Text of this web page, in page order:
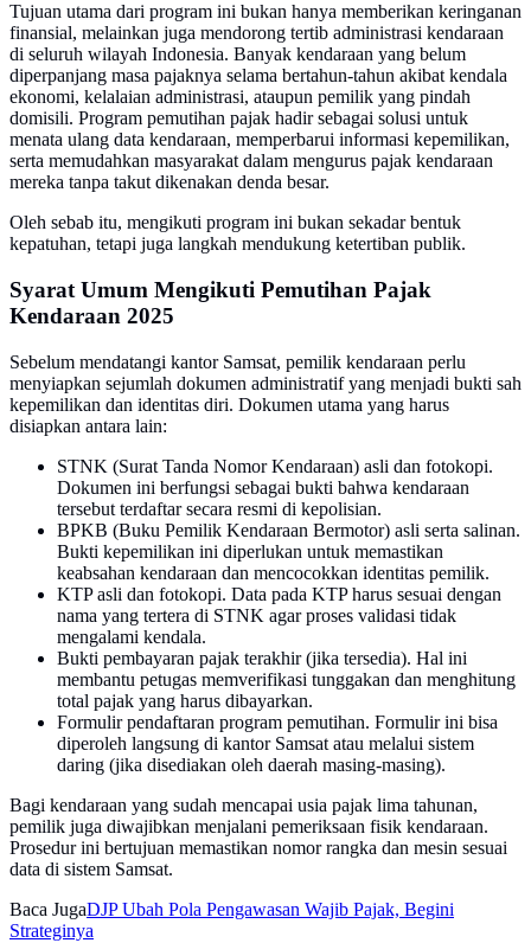
Tujuan utama dari program ini bukan hanya memberikan keringanan
finansial, melainkan juga mendorong tertib administrasi kendaraan
di seluruh wilayah Indonesia. Banyak kendaraan yang belum
diperpanjang masa pajaknya selama bertahun-tahun akibat kendala
ekonomi, kelalaian administrasi, ataupun pemilik yang pindah
domisili. Program pemutihan pajak hadir sebagai solusi untuk
menata ulang data kendaraan, memperbarui informasi kepemilikan,
serta memudahkan masyarakat dalam mengurus pajak kendaraan
mereka tanpa takut dikenakan denda besar.
Oleh sebab itu, mengikuti program ini bukan sekadar bentuk
kepatuhan, tetapi juga langkah mendukung ketertiban publik.
Syarat Umum Mengikuti Pemutihan Pajak
Kendaraan 2025
Sebelum mendatangi kantor Samsat, pemilik kendaraan perlu
menyiapkan sejumlah dokumen administratif yang menjadi bukti sah
kepemilikan dan identitas diri. Dokumen utama yang harus
disiapkan antara lain:
STNK (Surat Tanda Nomor Kendaraan) asli dan fotokopi.
Dokumen ini berfungsi sebagai bukti bahwa kendaraan
tersebut terdaftar secara resmi di kepolisian.
BPKB (Buku Pemilik Kendaraan Bermotor) asli serta salinan.
Bukti kepemilikan ini diperlukan untuk memastikan
keabsahan kendaraan dan mencocokkan identitas pemilik.
KTP asli dan fotokopi. Data pada KTP harus sesuai dengan
nama yang tertera di STNK agar proses validasi tidak
mengalami kendala.
Bukti pembayaran pajak terakhir (jika tersedia). Hal ini
membantu petugas memverifikasi tunggakan dan menghitung
total pajak yang harus dibayarkan.
Formulir pendaftaran program pemutihan. Formulir ini bisa
diperoleh langsung di kantor Samsat atau melalui sistem
daring (jika disediakan oleh daerah masing-masing).
Bagi kendaraan yang sudah mencapai usia pajak lima tahunan,
pemilik juga diwajibkan menjalani pemeriksaan fisik kendaraan.
Prosedur ini bertujuan memastikan nomor rangka dan mesin sesuai
data di sistem Samsat.
Baca JugaDJP Ubah Pola Pengawasan Wajib Pajak, Begini
Strateginya